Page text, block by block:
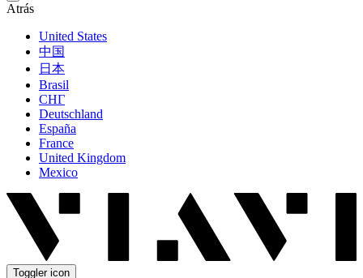
Atrás
United States
中国
日本
Brasil
СНГ
Deutschland
España
France
United Kingdom
Mexico
Toggler icon